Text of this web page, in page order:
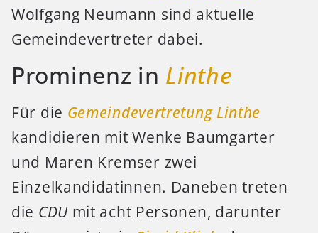
Wolfgang Neumann sind aktuelle
Gemeindevertreter dabei.
Prominenz in Linthe
Für die Gemeindevertretung Linthe
kandidieren mit Wenke Baumgarter
und Maren Kremser zwei
Einzelkandidatinnen. Daneben treten
die CDUmit acht Personen, darunter